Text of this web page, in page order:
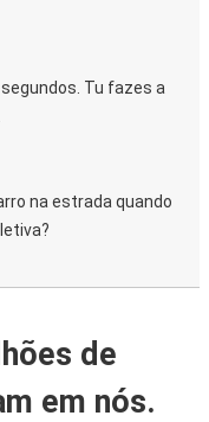
Tu fazes a
na estrada quando
de
em nós.